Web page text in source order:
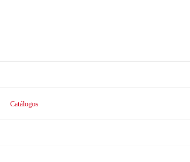
Catálogos